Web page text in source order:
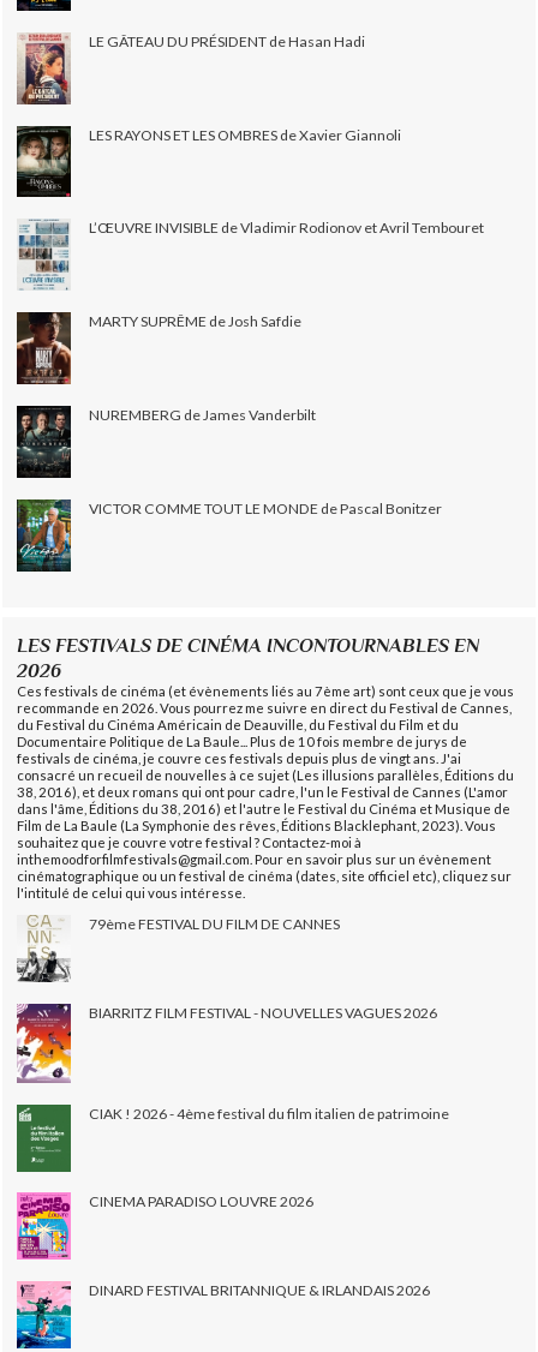
LE GÂTEAU DU PRÉSIDENT de Hasan Hadi
LES RAYONS ET LES OMBRES de Xavier Giannoli
L’ŒUVRE INVISIBLE de Vladimir Rodionov et Avril Tembouret
MARTY SUPRÊME de Josh Safdie
NUREMBERG de James Vanderbilt
VICTOR COMME TOUT LE MONDE de Pascal Bonitzer
LES FESTIVALS DE CINÉMA INCONTOURNABLES EN
2026
Ces festivals de cinéma (et évènements liés au 7ème art) sont ceux que je vous
recommande en 2026. Vous pourrez me suivre en direct du Festival de Cannes,
du Festival du Cinéma Américain de Deauville, du Festival du Film et du
Documentaire Politique de La Baule... Plus de 10 fois membre de jurys de
festivals de cinéma, je couvre ces festivals depuis plus de vingt ans. J'ai
consacré un recueil de nouvelles à ce sujet (Les illusions parallèles, Éditions du
38, 2016), et deux romans qui ont pour cadre, l'un le Festival de Cannes (L'amor
dans l'âme, Éditions du 38, 2016) et l'autre le Festival du Cinéma et Musique de
Film de La Baule (La Symphonie des rêves, Éditions Blacklephant, 2023). Vous
souhaitez que je couvre votre festival ? Contactez-moi à
inthemoodforfilmfestivals@gmail.com. Pour en savoir plus sur un évènement
cinématographique ou un festival de cinéma (dates, site officiel etc), cliquez sur
l'intitulé de celui qui vous intéresse.
79ème FESTIVAL DU FILM DE CANNES
BIARRITZ FILM FESTIVAL - NOUVELLES VAGUES 2026
CIAK ! 2026 - 4ème festival du film italien de patrimoine
CINEMA PARADISO LOUVRE 2026
DINARD FESTIVAL BRITANNIQUE & IRLANDAIS 2026